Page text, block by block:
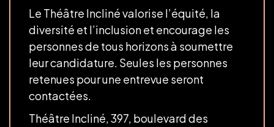
Le Théâtre Incliné valorise l’équité, la
diversité et l’inclusion et encourage les
personnes de tous horizons à soumettre
leur candidature. Seules les personnes
retenues pour une entrevue seront
contactées.
Théâtre Incliné, 397, boulevard des